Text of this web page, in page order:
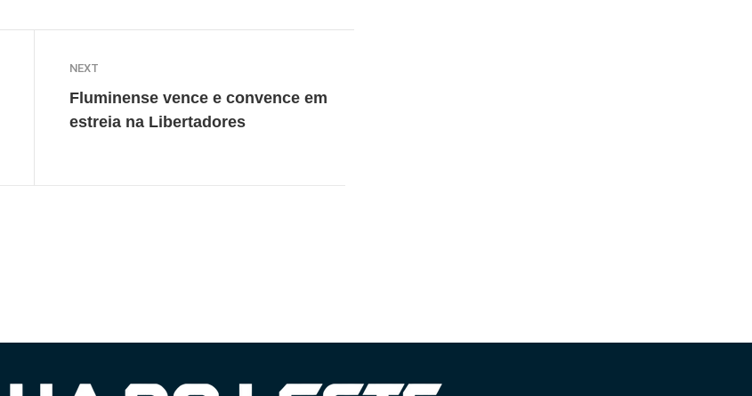
NEXT
Fluminense vence e convence em
estreia na Libertadores